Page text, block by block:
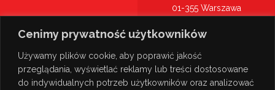
Cenimy prywatność użytkowników
Używamy plików cookie, aby poprawić jakość
przeglądania, wyświetlać reklamy lub treści dostosowane
do indywidualnych potrzeb użytkowników oraz analizować
tel. (+48) 022 336 90 00
01-355 Warszawa
Zobacz na mapie >